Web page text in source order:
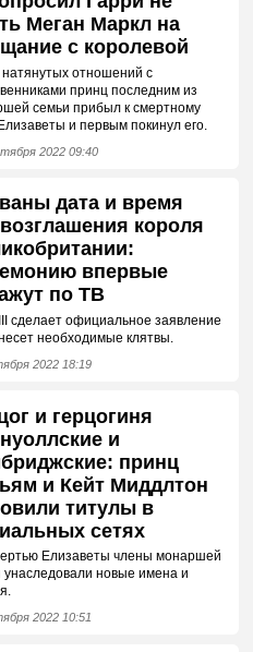
Меган Маркл на
с королевой
натянутых отношений с
принц последним из
семьи прибыл к смертному
и первым покинул его.
2022 09:40
дата и время
короля
впервые
по ТВ
сделает официальное заявление
необходимые клятвы.
2022 18:19
и герцогиня
и
принц
и Кейт Миддлтон
титулы в
сетях
Елизаветы члены монаршей
унаследовали новые имена и
2022 10:51